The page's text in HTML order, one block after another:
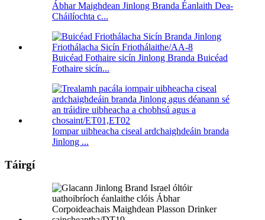
Ábhar Maighdean Jinlong Branda Éanlaith Dea-
Cháilíochta c...
Buicéad Fothaire sicín Jinlong Branda Buicéad
Fothaire sicín...
Iompar uibheacha ciseal ardchaighdeáin branda
Jinlong ...
Táirgí